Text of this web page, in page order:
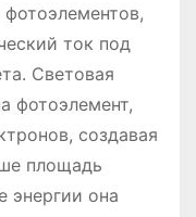
ток под
Световая
фотоэлемент,
создавая
площадь
энергии она